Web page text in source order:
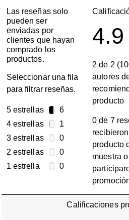
Las reseñas solo
pueden ser
enviadas por
clientes que hayan
comprado los
productos.
Seleccionar una fila
para filtrar reseñas.
5 estrellasestrellas
6
6 reseñas con 5
4 estrellasestrellas
1
1 reseña con 4
3 estrellasestrellas
0
0 reseñas con 3
2 estrellasestrellas
0
0 reseñas con 2
1 estrellaestrellas
0
0 reseñas con 1
4.9
2 de 2
autores
producto
0 de 7
producto
muestra o
Calificaciones